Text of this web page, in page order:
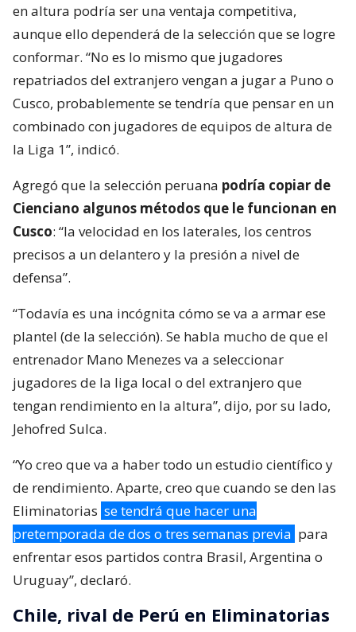
en altura podría ser una ventaja competitiva,
aunque ello dependerá de la selección que se logre
conformar. “No es lo mismo que jugadores
repatriados del extranjero vengan a jugar a Puno o
Cusco, probablemente se tendría que pensar en un
combinado con jugadores de equipos de altura de
la Liga 1”, indicó.
Agregó que la selección peruana podría copiar de
Cienciano algunos métodos que le funcionan en
Cusco: “la velocidad en los laterales, los centros
precisos a un delantero y la presión a nivel de
defensa”.
“Todavía es una incógnita cómo se va a armar ese
plantel (de la selección). Se habla mucho de que el
entrenador Mano Menezes va a seleccionar
jugadores de la liga local o del extranjero que
tengan rendimiento en la altura”, dijo, por su lado,
Jehofred Sulca.
“Yo creo que va a haber todo un estudio científico y
de rendimiento. Aparte, creo que cuando se den las
Eliminatorias se tendrá que hacer una
pretemporada de dos o tres semanas previa para
enfrentar esos partidos contra Brasil, Argentina o
Uruguay”, declaró.
Chile, rival de Perú en Eliminatorias